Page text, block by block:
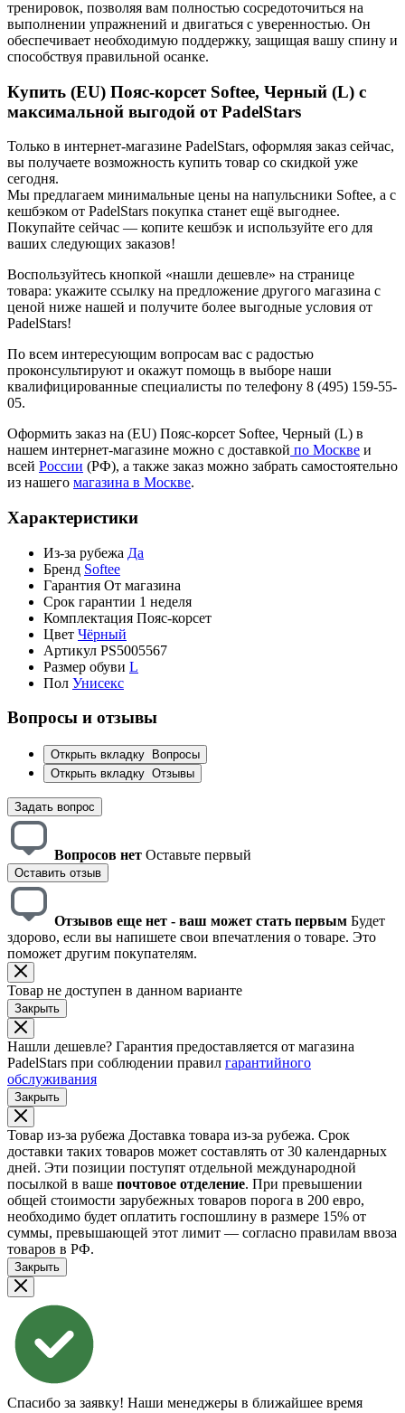
тренировок, позволяя вам полностью сосредоточиться на
выполнении упражнений и двигаться с уверенностью. Он
обеспечивает необходимую поддержку, защищая вашу спину и
способствуя правильной осанке.
Купить (EU) Пояс-корсет Softee, Черный (L) с
максимальной выгодой от PadelStars
Только в интернет-магазине PadelStars, оформляя заказ сейчас,
вы получаете возможность купить товар со скидкой уже
сегодня.
Мы предлагаем минимальные цены на напульсники Softee, а с
кешбэком от PadelStars покупка станет ещё выгоднее.
Покупайте сейчас — копите кешбэк и используйте его для
ваших следующих заказов!
Воспользуйтесь кнопкой «нашли дешевле» на странице
товара: укажите ссылку на предложение другого магазина с
ценой ниже нашей и получите более выгодные условия от
PadelStars!
По всем интересующим вопросам вас с радостью
проконсультируют и окажут помощь в выборе наши
квалифицированные специалисты по телефону 8 (495) 159-55-
05.
Оформить заказ на (EU) Пояс-корсет Softee, Черный (L) в
нашем интернет-магазине можно с доставкой по Москве и
всей России (РФ), а также заказ можно забрать самостоятельно
из нашего магазина в Москве.
Характеристики
Из-за рубежа Да
Бренд Softee
Гарантия От магазина
Срок гарантии 1 неделя
Комплектация Пояс-корсет
Цвет Чёрный
Артикул PS5005567
Размер обуви L
Пол Унисекс
Вопросы и отзывы
Открыть вкладку
Вопросы
Открыть вкладку Отзывы
Задать вопрос
Вопросов нет Оставьте первый
Оставить отзыв
Отзывов еще нет - ваш может стать первым Будет
здорово, если вы напишете свои впечатления о товаре. Это
поможет другим покупателям.
Товар не доступен в данном варианте
Закрыть
Нашли дешевле? Гарантия предоставляется от магазина
PadelStars при соблюдении правил гарантийного
обслуживания
Закрыть
Товар из-за рубежа Доставка товара из-за рубежа. Срок
доставки таких товаров может составлять от 30 календарных
дней. Эти позиции поступят отдельной международной
посылкой в ваше почтовое отделение. При превышении
общей стоимости зарубежных товаров порога в 200 евро,
необходимо будет оплатить госпошлину в размере 15% от
суммы, превышающей этот лимит — согласно правилам ввоза
товаров в РФ.
Закрыть
Спасибо за заявку! Наши менеджеры в ближайшее время